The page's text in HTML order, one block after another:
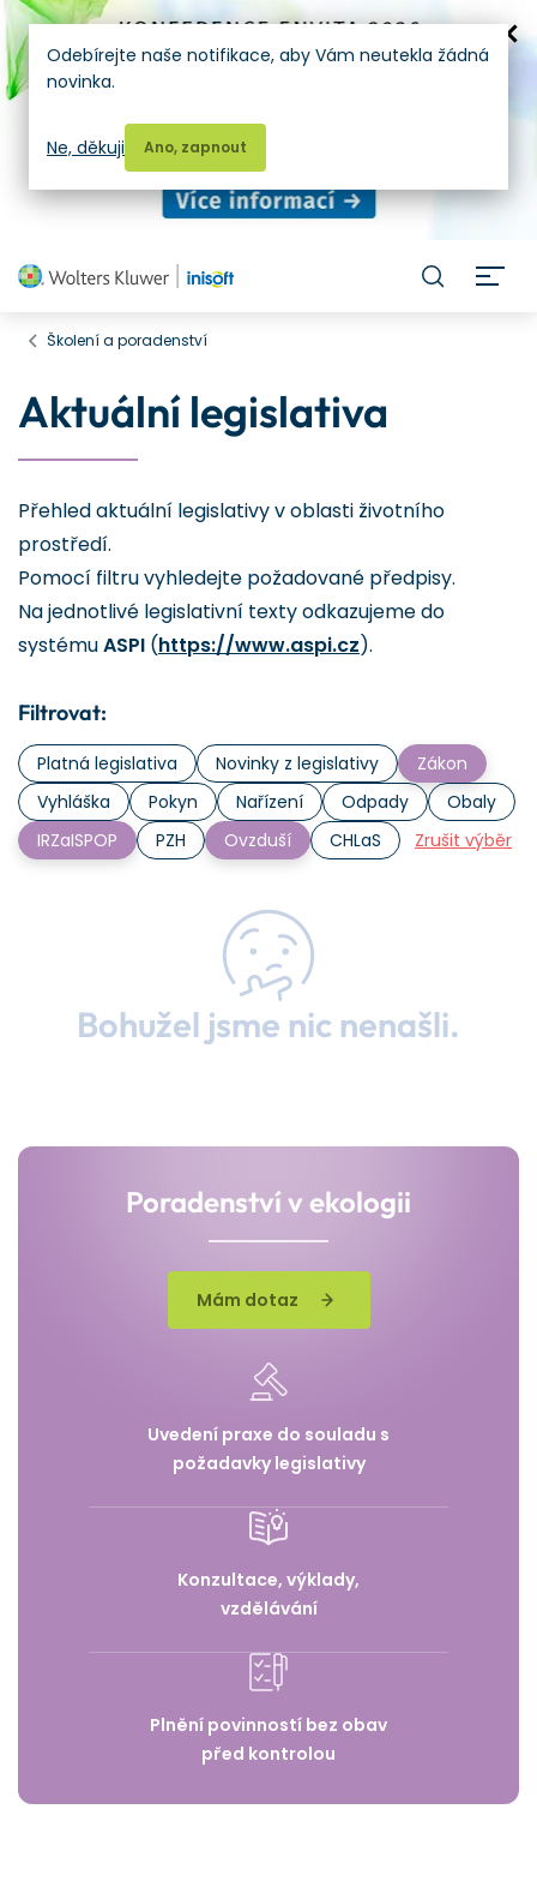
Školení a poradenství
Aktuální legislativa
Přehled aktuální legislativy v oblasti životního
prostředí.
Pomocí filtru vyhledejte požadované předpisy.
Na jednotlivé legislativní texty odkazujeme do
systémuASPI (https://www.aspi.cz).
Filtrovat:
Platná legislativa Novinky z legislativy
Zákon
Vyhláška
Pokyn Nařízení Odpady
Obaly
IRZaISPOP
PZH Ovzduší CHLaS Zrušit výběr
Bohužel jsme nic nenašli.
Poradenství v ekologii
Mám dotaz
Uvedení praxe do souladu s
požadavky legislativy
Konzultace, výklady,
vzdělávání
Plnění povinností bez obav
před kontrolou
Odebírejte naše notifikace, aby Vám neutekla žádná
novinka.
Ano, zapnout
Ne, děkuji